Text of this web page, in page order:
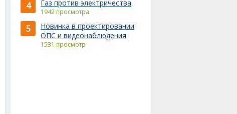
4 Газ против электричества
1942 просмотра
5
Новинка в проектировании
ОПС и видеонаблюдения
1531 просмотр